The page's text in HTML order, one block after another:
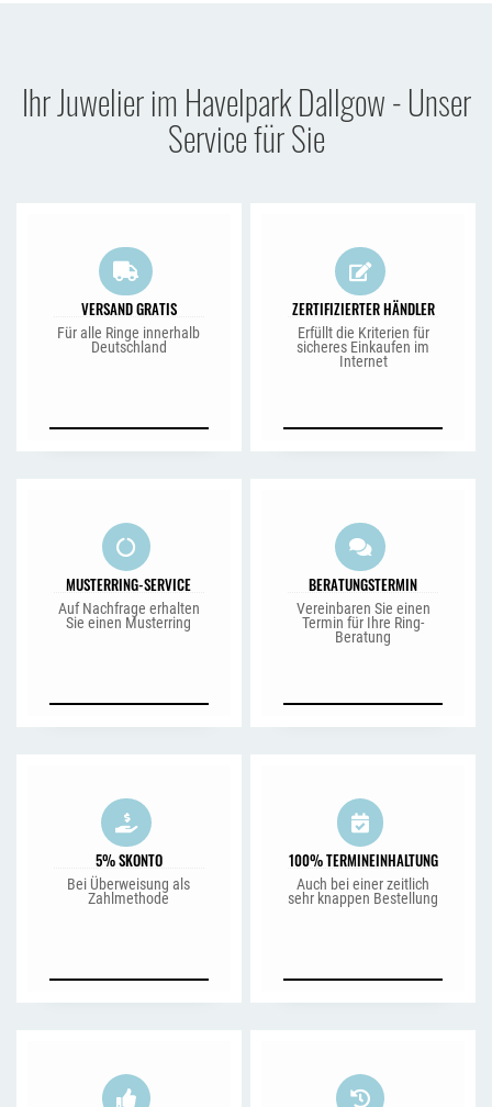
Ihr Juwelier im Havelpark Dallgow - Unser
Service für Sie
VERSAND GRATIS
Für alle Ringe innerhalb
Deutschland
ZERTIFIZIERTER HÄNDLER
Erfüllt die Kriterien für
sicheres Einkaufen im
Internet
MUSTERRING-SERVICE
Auf Nachfrage erhalten
Sie einen Musterring
BERATUNGSTERMIN
Vereinbaren Sie einen
Termin für Ihre Ring-
Beratung
5% SKONTO
Bei Überweisung als
Zahlmethode
100% TERMINEINHALTUNG
Auch bei einer zeitlich
sehr knappen Bestellung